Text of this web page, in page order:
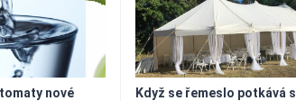
nové
Když se řemeslo potkává s